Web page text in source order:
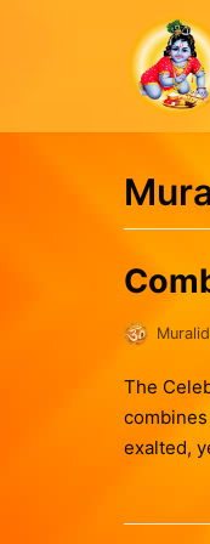
content
The
exalted,